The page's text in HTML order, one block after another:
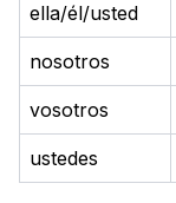
ella/él/usted
nosotros
vosotros
ustedes